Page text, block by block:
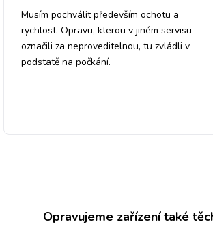
Musím pochválit především ochotu a
rychlost. Opravu, kterou v jiném servisu
označili za neproveditelnou, tu zvládli v
podstatě na počkání.
Opravujeme zařízení také